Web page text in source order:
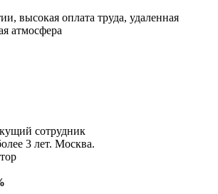
высокая оплата труда, удаленная
атмосфера
сотрудник
3 лет. Москва.